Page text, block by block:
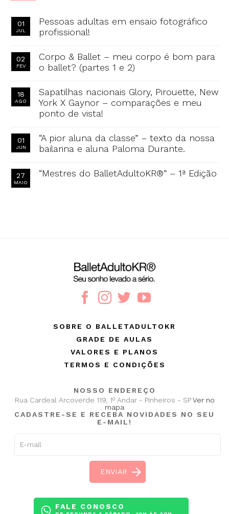
01
JUL
Pessoas adultas em ensaio fotográfico
profissional!
02
FEV
Corpo & Ballet – meu corpo é bom para
o ballet? (partes 1 e 2)
18
AGO
Sapatilhas nacionais Glory, Pirouette, New
York X Gaynor – comparações e meu
ponto de vista!
01
JUN
“A pior aluna da classe” – texto da nossa
bailarina e aluna Paloma Durante.
27
MAIO
“Mestres do BalletAdultoKR®” – 1ª Edição
NOSSO ENDEREÇO
Rua Cardeal Arcoverde 119, 1º Andar - Pinheiros - SPVer no
mapa
CADASTRE-SE E RECEBA NOVIDADES NO SEU
E-MAIL!
FALE CONOSCO
SOBRE O BALLETADULTOKR
GRADE DE AULAS
VALORES E PLANOS
TERMOS E CONDIÇÕES